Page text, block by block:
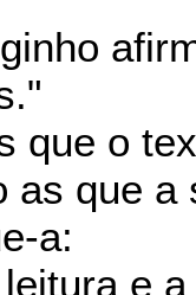
que o
as que
a:
e